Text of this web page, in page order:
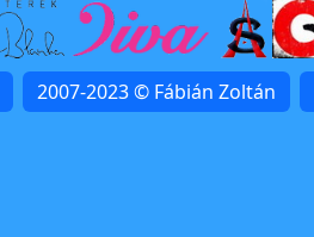
2007-2023 © Fábián Zoltán